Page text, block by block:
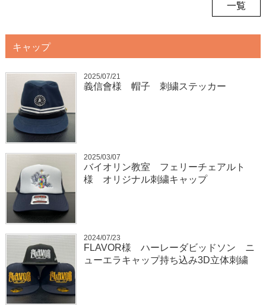
一覧
キャップ
2025/07/21
義信會様 帽子 刺繍ステッカー
2025/03/07
バイオリン教室 フェリーチェアルト
様 オリジナル刺繍キャップ
2024/07/23
FLAVOR様 ハーレーダビッドソン ニ
ューエラキャップ持ち込み3D立体刺繍